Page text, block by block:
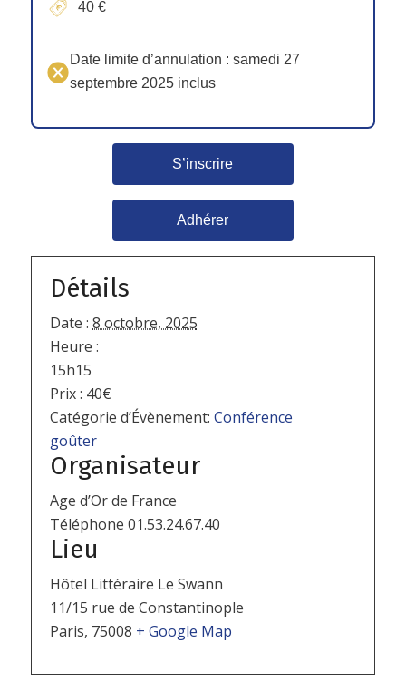
40 €
Date limite d’annulation : samedi 27
septembre 2025 inclus
S’inscrire
Adhérer
Détails
Date : 8 octobre, 2025
Heure :
15h15
Prix : 40€
Catégorie d’Évènement: Conférence
goûter
Lieu
Hôtel Littéraire Le Swann
11/15 rue de Constantinople
Paris, 75008 + Google Map
Organisateur
Age d’Or de France
Téléphone 01.53.24.67.40